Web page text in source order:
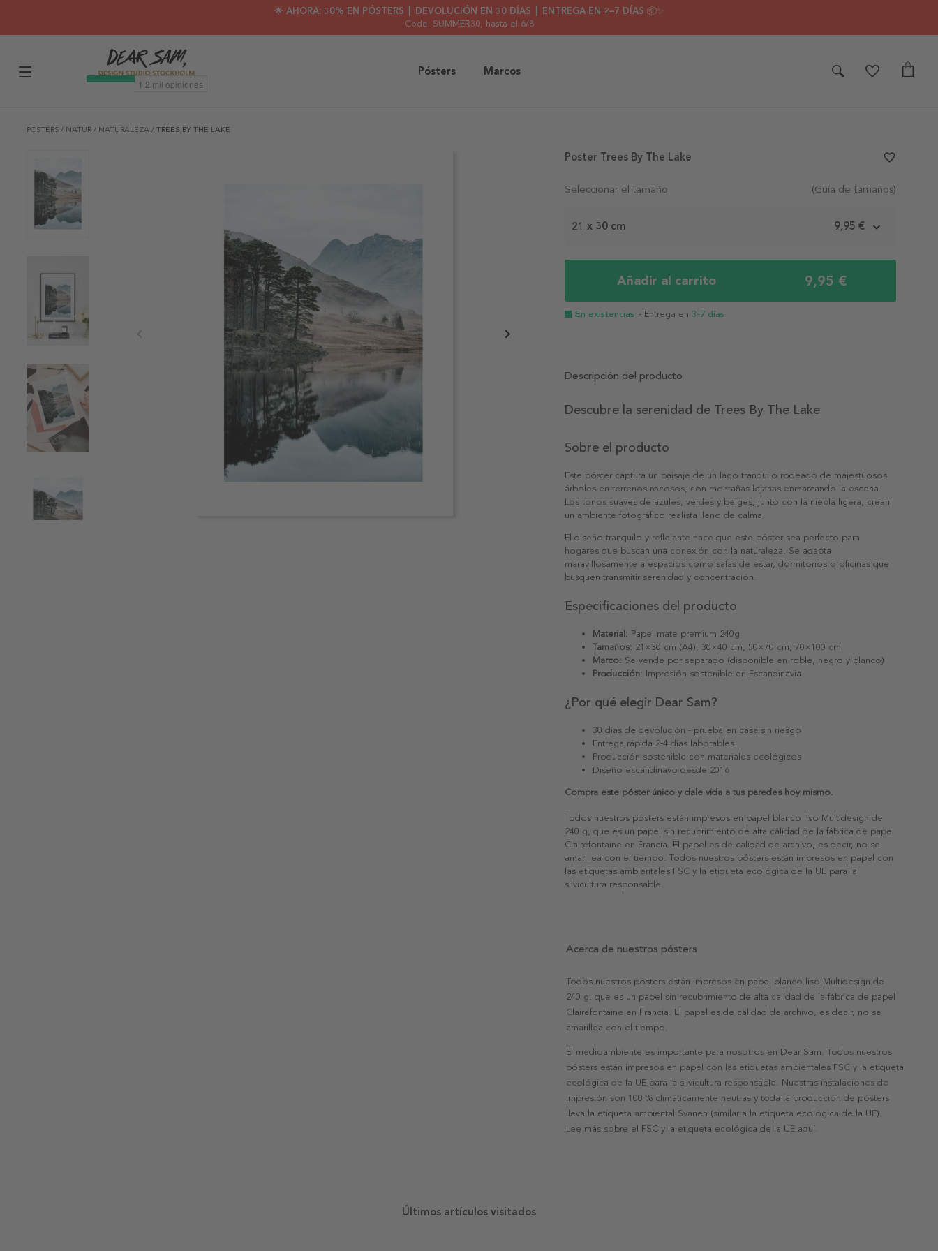
🌟 AHORA: 30% EN PÓSTERS ┃ DEVOLUCIÓN EN 30 DÍAS ┃ ENTREGA EN 2–7 DÍAS 📦✨
Code: SUMMER30, hasta el 6/8
Pósters Marcos
PÓSTERS / NATUR / NATURALEZA / TREES BY THE LAKE
Seleccionar el tamaño (Guía de tamaños)
21 x 30 cm 9,95 €
Añadir al carrito 9,95 €
En existencias - Entrega en 3-7 días
Poster Trees By The Lake favorite_border
Descripción del producto
Descubre la serenidad de Trees By The Lake
Sobre el producto
Este póster captura un paisaje de un lago tranquilo rodeado de majestuosos
árboles en terrenos rocosos, con montañas lejanas enmarcando la escena.
Los tonos suaves de azules, verdes y beiges, junto con la niebla ligera, crean
un ambiente fotográfico realista lleno de calma.
El diseño tranquilo y reflejante hace que este póster sea perfecto para
hogares que buscan una conexión con la naturaleza. Se adapta
maravillosamente a espacios como salas de estar, dormitorios o oficinas que
busquen transmitir serenidad y concentración.
Especificaciones del producto
Material: Papel mate premium 240g
Tamaños: 21×30 cm (A4), 30×40 cm, 50×70 cm, 70×100 cm
Marco: Se vende por separado (disponible en roble, negro y blanco)
Producción: Impresión sostenible en Escandinavia
¿Por qué elegir Dear Sam?
30 días de devolución - prueba en casa sin riesgo
Entrega rápida 2-4 días laborables
Producción sostenible con materiales ecológicos
Diseño escandinavo desde 2016
Compra este póster único y dale vida a tus paredes hoy mismo.
Todos nuestros pósters están impresos en papel blanco liso Multidesign de
240 g, que es un papel sin recubrimiento de alta calidad de la fábrica de papel
Clairefontaine en Francia. El papel es de calidad de archivo, es decir, no se
amarillea con el tiempo. Todos nuestros pósters están impresos en papel con
las etiquetas ambientales FSC y la etiqueta ecológica de la UE para la
silvicultura responsable.
Acerca de nuestros pósters
Todos nuestros pósters están impresos en papel blanco liso Multidesign de
240 g, que es un papel sin recubrimiento de alta calidad de la fábrica de papel
Clairefontaine en Francia. El papel es de calidad de archivo, es decir, no se
amarillea con el tiempo.
El medioambiente es importante para nosotros en Dear Sam. Todos nuestros
pósters están impresos en papel con las etiquetas ambientales FSC y la etiqueta
ecológica de la UE para la silvicultura responsable. Nuestras instalaciones de
impresión son 100 % climáticamente neutras y toda la producción de pósters
lleva la etiqueta ambiental Svanen (similar a la etiqueta ecológica de la UE).
Lee más sobre el FSC y la etiqueta ecológica de la UE aquí.
Últimos artículos visitados